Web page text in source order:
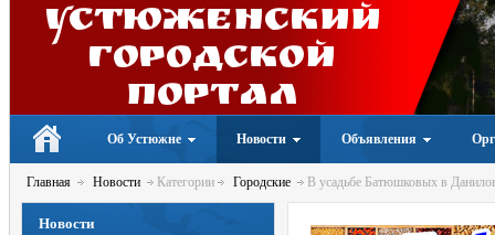
Устюженский
Городской
портал
Об Устюжне Новости Объявления
Главная Новости Категории Городские В усадьбе Батюшковых в
Новости